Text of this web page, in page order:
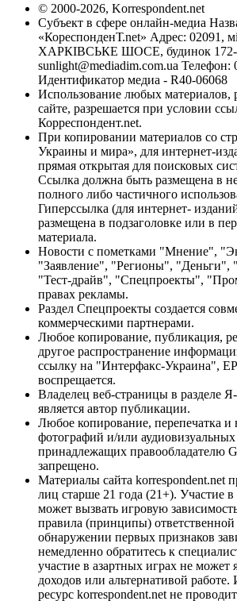
© 2000-2026, Korrespondent.net
Субъект в сфере онлайн-медиа
«КореспонденТ.net» Адрес: 02091,
ХАРКІВСЬКЕ ШОСЕ, будинок 172-
sunlight@mediadim.com.ua Телефон:
Идентификатор медиа - R40-06068
Использование любых материалов,
сайте, разрешается при условии
Корреспондент.net.
При копировании материалов со
Украины и мира», для интернет-
прямая открытая для поисковых
Ссылка должна быть размещена в
полного либо частичного
Гиперссылка (для интернет-
размещена в подзаголовке или в
материала.
Новости с пометками "Мнение",
"Заявление", "Регионы",
"Тест-драйв", "Спецпроекты",
правах рекламы.
Раздел Спецпроекты создается
коммерческими партнерами.
Любое копирование, публикация,
другое распространение
ссылку на "Интерфакс-Украина",
воспрещается.
Владелец веб-страницы в разделе
является автор публикации.
Любое копирование, перепечатка и
фотографий и/или аудиовизуальных
принадлежащих правообладателю
запрещено.
Материалы сайта korrespondent.net
лиц старше 21 года (21+). Участие в
может вызвать игровую
правила (принципы)
обнаружении первых признаков
немедленно обратитесь к
участие в азартных играх не может
доходов или альтернативой
ресурс korrespondent.net не